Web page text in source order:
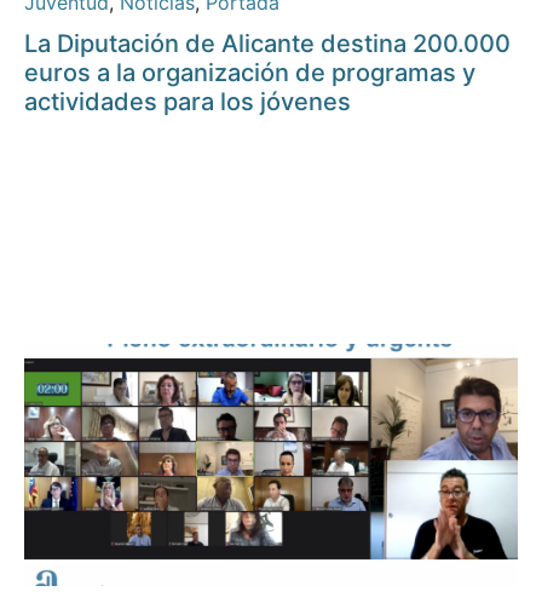
La Diputación de Alicante destina 200.000
euros a la organización de programas y
actividades para los jóvenes